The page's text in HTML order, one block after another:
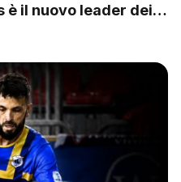
è il nuovo leader dei